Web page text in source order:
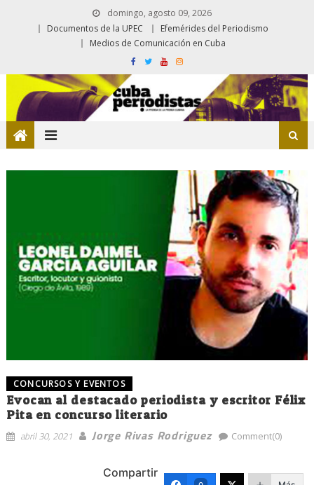
domingo, agosto 09, 2026
Documentos de la UPEC
Efemérides del Periodismo
Medios de Comunicación en Cuba
CONCURSOS Y EVENTOS
Evocan al destacado periodista y escritor Félix
Pita en concurso literario
abril 30, 2021 Jorge Rivas Rodriguez Comment(0)
Compartir